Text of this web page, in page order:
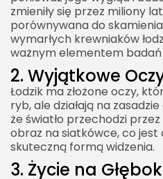
zmieniły się przez miliony
porównywana do
wymarłych krewniaków
ważnym elementem
2. Wyjątkowe
Łodzik ma złożone oczy,
ryb, ale działają na
że światło przechodzi
obraz na siatkówce, co
skuteczną formą widzenia.
3. Życie na